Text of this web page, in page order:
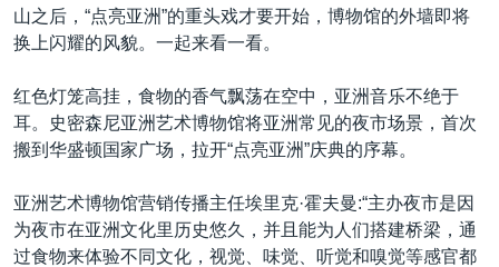
关注新疆
GEN Z 看美国
山之后，“点亮亚洲”的重头戏才要开始，博物馆的外墙即将
换上闪耀的风貌。一起来看一看。
红色灯笼高挂，食物的香气飘荡在空中，亚洲音乐不绝于
耳。史密森尼亚洲艺术博物馆将亚洲常见的夜市场景，首次
搬到华盛顿国家广场，拉开“点亮亚洲”庆典的序幕。
亚洲艺术博物馆营销传播主任埃里克·霍夫曼:“主办夜市是因
为夜市在亚洲文化里历史悠久，并且能为人们搭建桥梁，通
过食物来体验不同文化，视觉、味觉、听觉和嗅觉等感官都